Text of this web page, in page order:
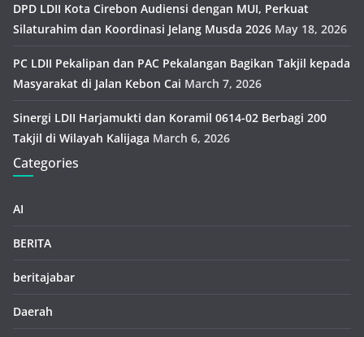
DPD LDII Kota Cirebon Audiensi dengan MUI, Perkuat
Silaturahim dan Koordinasi Jelang Musda 2026 May 18, 2026
PC LDII Pekalipan dan PAC Pekalangan Bagikan Takjil kepada
Masyarakat di Jalan Kebon Cai March 7, 2026
Sinergi LDII Harjamukti dan Koramil 0614-02 Berbagi 200
Takjil di Wilayah Kalijaga March 6, 2026
Categories
AI
BERITA
beritajabar
Daerah